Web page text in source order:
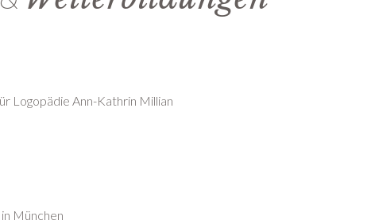
Logopädie Ann-Kathrin Millian
München